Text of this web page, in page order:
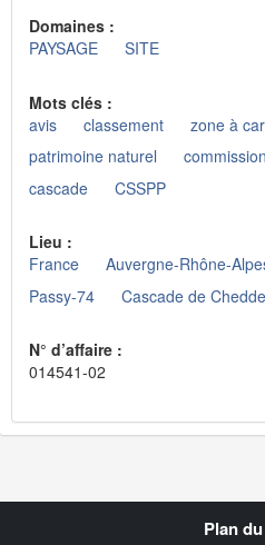
Domaines :
PAYSAGE
SITE
Mots clés :
avis
classement
zone à
patrimoine naturel
cascade
CSSPP
Lieu :
France
Auvergne-Rhône-
Passy-74
Cascade de Chedde
N° d’affaire :
014541-02
Plan